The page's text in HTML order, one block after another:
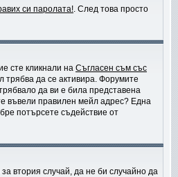
си паролата!. След това просто
сте кликнали на Съгласен съм със
трябва да се активира. Форумите
да ви е била представена
въвели правилен мейл адрес? Една
потърсете съдействие от
втория случай, да не би случайно да